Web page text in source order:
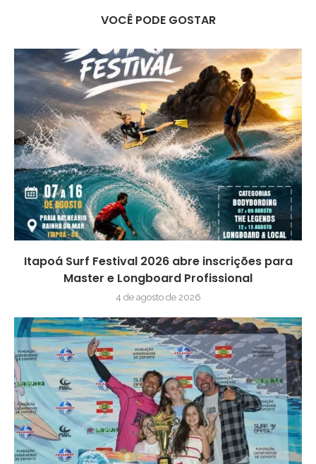
VOCÊ PODE GOSTAR
Itapoá Surf Festival 2026 abre inscrições para
Master e Longboard Profissional
4 de agosto de 2026